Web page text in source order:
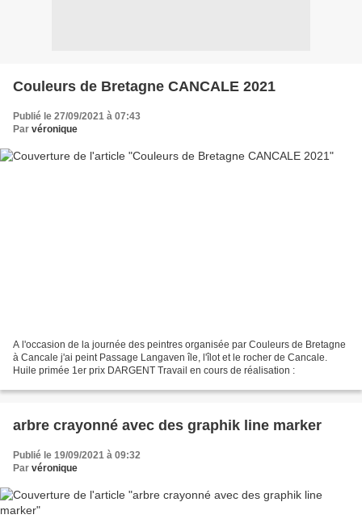
Couleurs de Bretagne CANCALE 2021
Publié le 27/09/2021 à 07:43
Par véronique
A l'occasion de la journée des peintres organisée par Couleurs de Bretagne
à Cancale j'ai peint Passage Langaven île, l'îlot et le rocher de Cancale.
Huile primée 1er prix DARGENT Travail en cours de réalisation :
arbre crayonné avec des graphik line marker
Publié le 19/09/2021 à 09:32
Par véronique